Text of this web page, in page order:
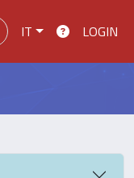
IT LOGIN